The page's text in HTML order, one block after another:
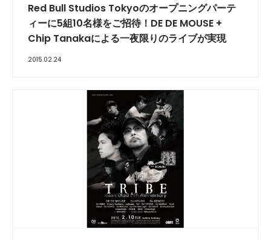
Red Bull Studios Tokyoのオープニングパーテ
ィーに5組10名様をご招待！DE DE MOUSE +
Chip Tanakaによる一夜限りのライブが実現
2015.02.24